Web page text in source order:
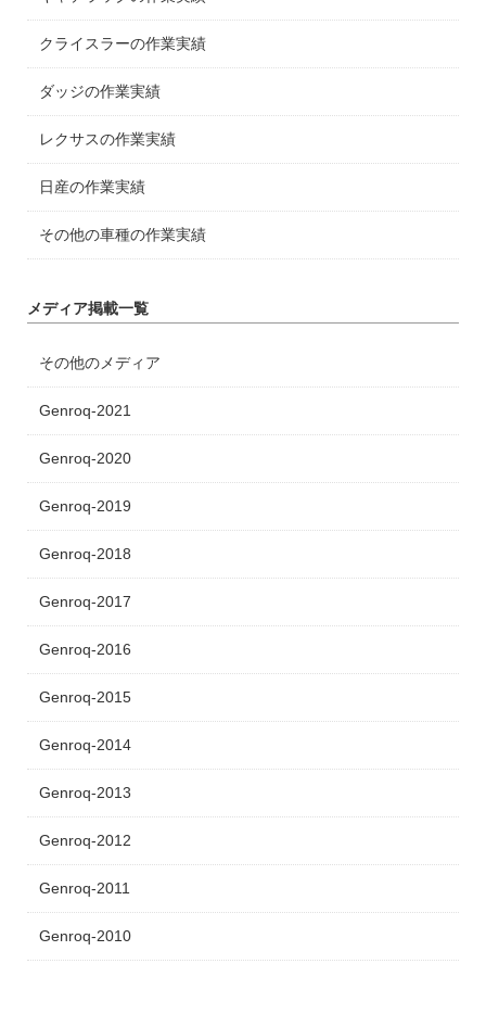
クライスラーの作業実績
ダッジの作業実績
レクサスの作業実績
日産の作業実績
その他の車種の作業実績
メディア掲載一覧
その他のメディア
Genroq-2021
Genroq-2020
Genroq-2019
Genroq-2018
Genroq-2017
Genroq-2016
Genroq-2015
Genroq-2014
Genroq-2013
Genroq-2012
Genroq-2011
Genroq-2010